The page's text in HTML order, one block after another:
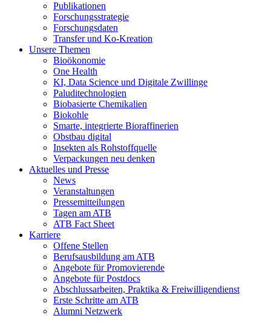
Publikationen
Forschungsstrategie
Forschungsdaten
Transfer und Ko-Kreation
Unsere Themen
Bioökonomie
One Health
KI, Data Science und Digitale Zwillinge
Paluditechnologien
Biobasierte Chemikalien
Biokohle
Smarte, integrierte Bioraffinerien
Obstbau digital
Insekten als Rohstoffquelle
Verpackungen neu denken
Aktuelles und Presse
News
Veranstaltungen
Pressemitteilungen
Tagen am ATB
ATB Fact Sheet
Karriere
Offene Stellen
Berufsausbildung am ATB
Angebote für Promovierende
Angebote für Postdocs
Abschlussarbeiten, Praktika & Freiwilligendienst
Erste Schritte am ATB
Alumni Netzwerk